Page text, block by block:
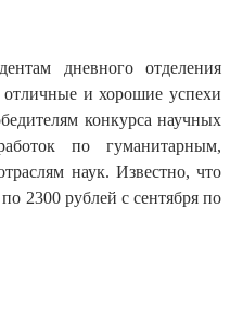
дневного отделения
и хорошие успехи
конкурса научных
по гуманитарным,
наук. Известно, что
2300 рублей с сентября по